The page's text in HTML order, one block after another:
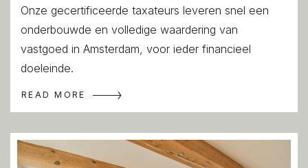
Onze gecertificeerde taxateurs leveren snel een
onderbouwde en volledige waardering van
vastgoed in Amsterdam, voor ieder financieel
doeleinde.
READ MORE